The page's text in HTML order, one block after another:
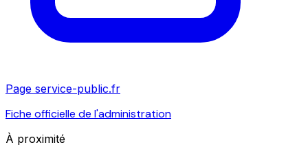
Page service-public.fr
Fiche officielle de l'administration
À proximité